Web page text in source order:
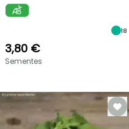
18
3,80 €
Sementes